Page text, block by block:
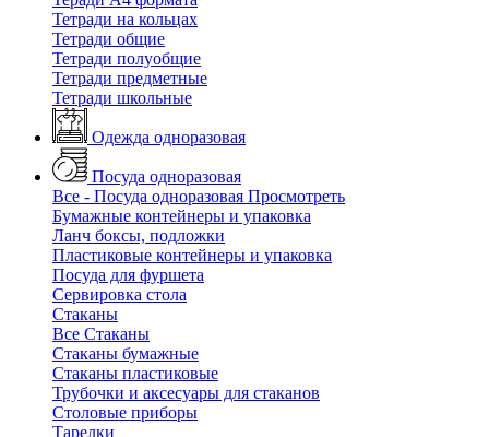
Тетради на кольцах
Тетради общие
Тетради полуобщие
Тетради предметные
Тетради школьные
Одежда одноразовая
Посуда одноразовая
Все - Посуда одноразовая Просмотреть
Бумажные контейнеры и упаковка
Ланч боксы, подложки
Пластиковые контейнеры и упаковка
Посуда для фуршета
Сервировка стола
Стаканы
Все Стаканы
Стаканы бумажные
Стаканы пластиковые
Трубочки и аксесуары для стаканов
Столовые приборы
Тарелки